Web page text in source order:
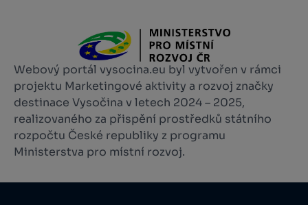
Webový portál vysocina.eu byl vytvořen v rámci
projektu Marketingové aktivity a rozvoj značky
destinace Vysočina v letech 2024 – 2025,
realizovaného za přispění prostředků státního
rozpočtu České republiky z programu
Ministerstva pro místní rozvoj.